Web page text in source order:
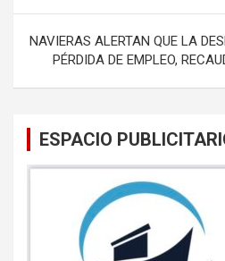
k
p
NAVIERAS ALERTAN QUE LA
PÉRDIDA DE EMPLEO,
ESPACIO